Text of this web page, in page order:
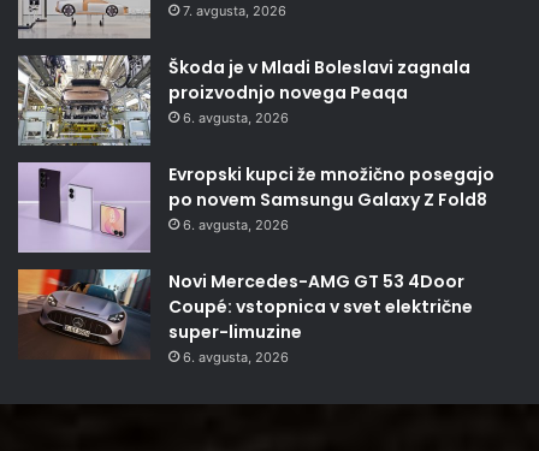
7. avgusta, 2026
Škoda je v Mladi Boleslavi zagnala
proizvodnjo novega Peaqa
6. avgusta, 2026
Evropski kupci že množično posegajo
po novem Samsungu Galaxy Z Fold8
6. avgusta, 2026
Novi Mercedes-AMG GT 53 4Door
Coupé: vstopnica v svet električne
super-limuzine
6. avgusta, 2026